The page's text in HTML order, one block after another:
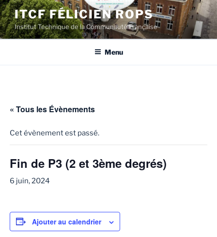
Aller
au
contenu
principal
ITCF FÉLICIEN ROPS
Institut Technique de la Communauté Française
Menu
« Tous les Évènements
Cet évènement est passé.
Fin de P3 (2 et 3ème degrés)
6 juin, 2024
Ajouter au calendrier